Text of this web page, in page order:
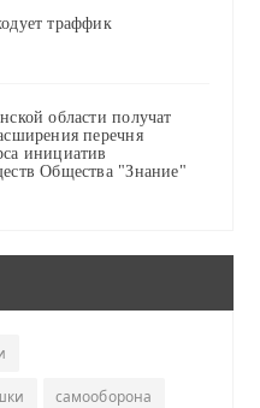
траффик
области получат
перечня
инициатив
Общества "Знание"
самооборона